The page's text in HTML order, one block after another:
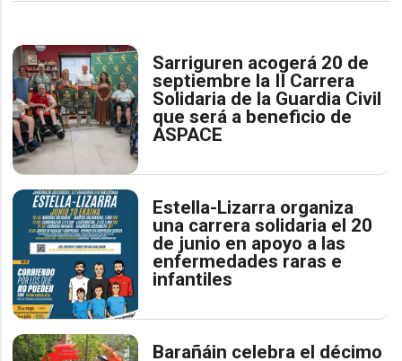
Sarriguren acogerá 20 de
septiembre la II Carrera
Solidaria de la Guardia Civil
que será a beneficio de
ASPACE
Estella-Lizarra organiza
una carrera solidaria el 20
de junio en apoyo a las
enfermedades raras e
infantiles
Barañáin celebra el décimo